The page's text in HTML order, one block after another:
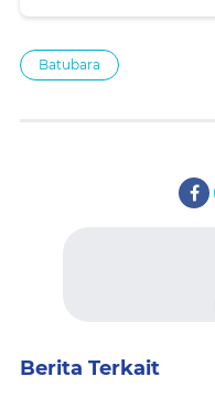
Batubara
Berita Terkait